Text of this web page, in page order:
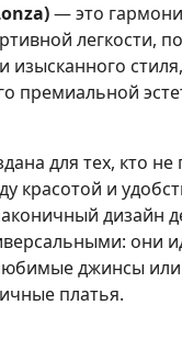
— это
легкости,
изысканного стиля,
премиальной
для тех, кто не
красотой и
дизайн
они
джинсы
платья.